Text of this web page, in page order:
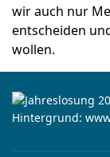
wir auch nur
entscheiden
wollen.
Hintergrund: